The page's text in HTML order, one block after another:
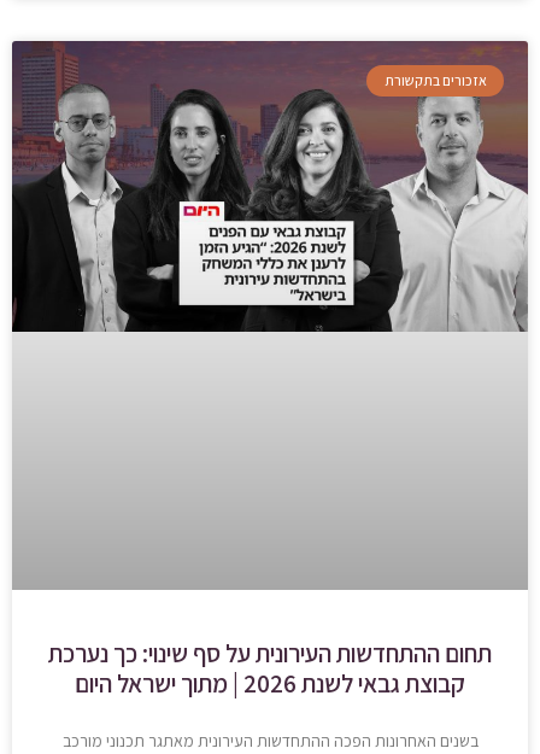
אזכורים בתקשורת
תחום ההתחדשות העירונית על סף שינוי: כך נערכת
קבוצת גבאי לשנת 2026 | מתוך ישראל היום
בשנים האחרונות הפכה ההתחדשות העירונית מאתגר תכנוני מורכב